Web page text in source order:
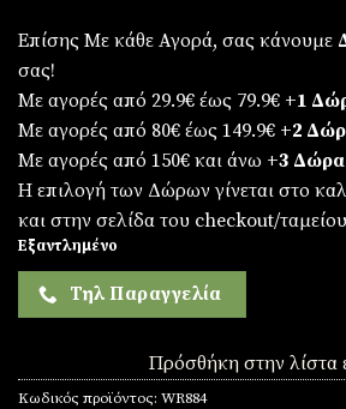
Επίσης Με κάθε Αγορά, σας κάνουμε
σας!
Με αγορές από 29.9€ έως 79.9€ +1
Με αγορές από 80€ έως 149.9€ +2
Με αγορές από 150€ και άνω +3 Δώρα
Η επιλογή των Δώρων γίνεται στο
και στην σελίδα του checkout/
Εξαντλημένο
Τηλ Παραγγελία
Πρόσθήκη στην λίστα
Κωδικός προϊόντος: WR884